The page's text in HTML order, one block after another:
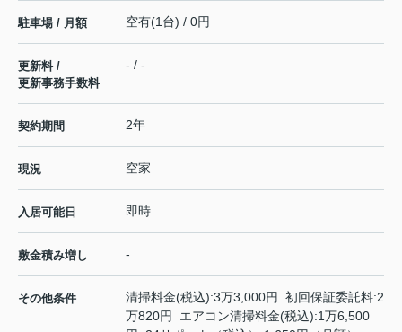
駐車場 / 月額 空有(1台) / 0円
更新料 /
更新事務手数料
- / -
契約期間 2年
現況 空家
入居可能日 即時
敷金積み増し -
その他条件
清掃料金(税込):3万3,000円 初回保証委託料:2
万820円 エアコン清掃料金(税込):1万6,500